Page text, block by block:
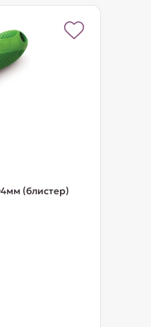
(блистер)